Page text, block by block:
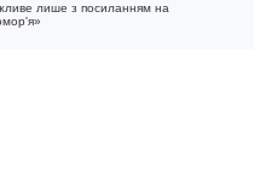
лише з посиланням на